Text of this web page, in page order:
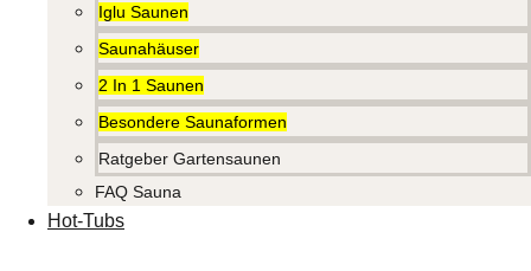
Iglu Saunen
Saunahäuser
2 In 1 Saunen
Besondere Saunaformen
Ratgeber Gartensaunen
FAQ Sauna
Hot-Tubs